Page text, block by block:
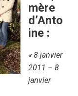
mère
d’Anto
ine :
« 8 janvier
2011 – 8
janvier